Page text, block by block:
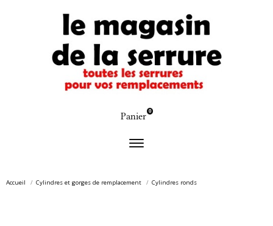
Panier 0
Accueil Cylindres et gorges de remplacement Cylindres ronds